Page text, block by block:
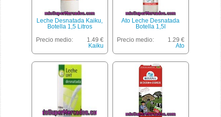
Leche Desnatada Kaiku,
Botella 1,5 Litros
Precio medio:
1.49 €
Kaiku
Ato Leche Desnatada
Botella 1,5l
Precio medio:
1.29 €
Ato